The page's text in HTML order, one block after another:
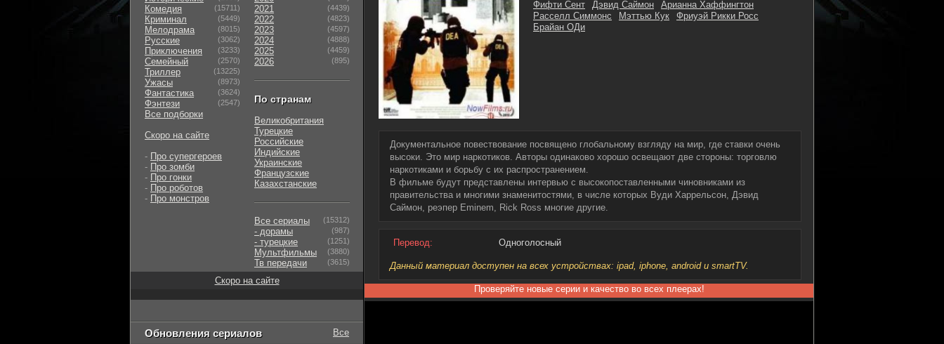
Фифти Сент
Дэвид Саймон
Арианна Хаффингтон
Расселл Симмонс
Мэттью Кук
Фриуэй Рикки Росс
Брайан ОДи
Документальное повествование посвящено глобальному взгляду на мир, где ставки очень
высоки. Это мир наркотиков. Авторы одинаково хорошо освещают две стороны: торговлю
наркотиками и борьбу с их распространением.
В фильме будут представлены интервью с высокопоставленными чиновниками из
правительства и многими знаменитостями, в числе которых Вуди Харрельсон, Дэвид
Саймон, реэпер Eminem, Rick Ross многие другие.
Перевод: Одноголосный
Данный материал доступен на всех устройствах: ipad, iphone, android и smartTV.
Проверяйте новые серии и качество во всех плеерах!
Комедия (15711)
Криминал (5449)
Мелодрама (8015)
Русские (3062)
Приключения (3233)
Семейный (2570)
Триллер (13225)
Ужасы (8973)
Фантастика (3624)
Фэнтези (2547)
Все подборки
Скоро на сайте
- Про супергероев
- Про зомби
- Про гонки
- Про роботов
- Про монстров
2021 (4439)
2022 (4823)
2023 (4597)
2024 (4888)
2025 (4459)
2026 (895)
По странам
Великобритания
Турецкие
Российские
Индийские
Украинские
Французские
Казахстанские
Все сериалы (15312)
- дорамы (987)
- турецкие (1251)
Мультфильмы (3880)
Тв передачи (3615)
Скоро на сайте
Обновления сериалов Все